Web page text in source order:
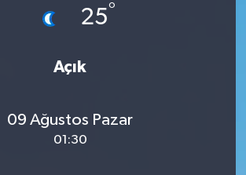
25°
Açık
09 Ağustos Pazar
01:30